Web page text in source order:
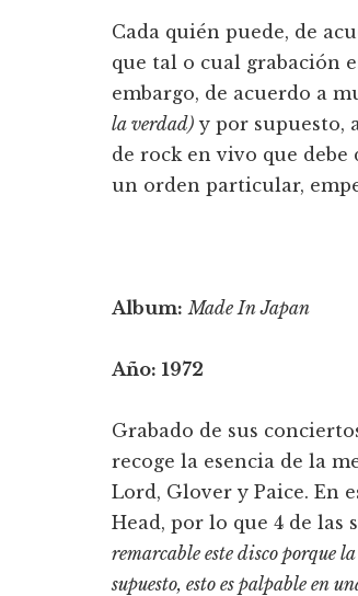
Cada quién puede, de
que tal o cual grabación
embargo, de acuerdo a
la verdad) y por supuesto,
de rock en vivo que debe
un orden particular,
Album: Made In Japan
Año: 1972
Grabado de sus
recoge la esencia de la
Lord, Glover y Paice. En
Head, por lo que 4 de
remarcable este disco porque
supuesto, esto es palpable en